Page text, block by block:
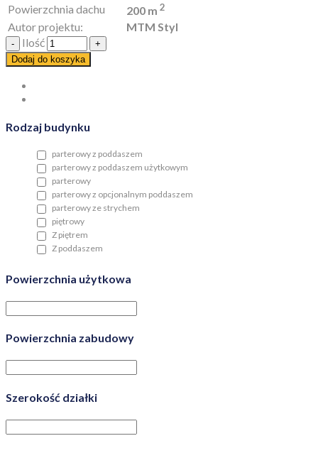
Powierzchnia dachu 200 m 2
Autor projektu:
MTM Styl
Ilość
Dodaj do koszyka
Rodzaj budynku
parterowy z poddaszem
parterowy z poddaszem użytkowym
parterowy
parterowy z opcjonalnym poddaszem
parterowy ze strychem
piętrowy
Z piętrem
Z poddaszem
Powierzchnia użytkowa
Powierzchnia zabudowy
Szerokość działki